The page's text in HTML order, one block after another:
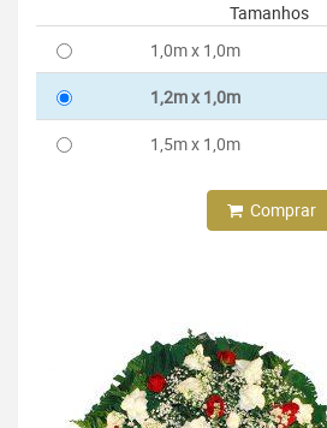
Tamanhos
1,0m x 1,0m
1,2m x 1,0m
1,5m x 1,0m
Comprar